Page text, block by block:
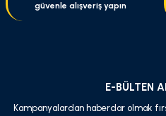
güvenle alışveriş yapın
E-BÜLTEN
Kampanyalardan haberdar olmak